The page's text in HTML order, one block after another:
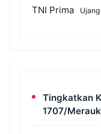
TNI Prima
Tingkatkan
1707/
Petugas